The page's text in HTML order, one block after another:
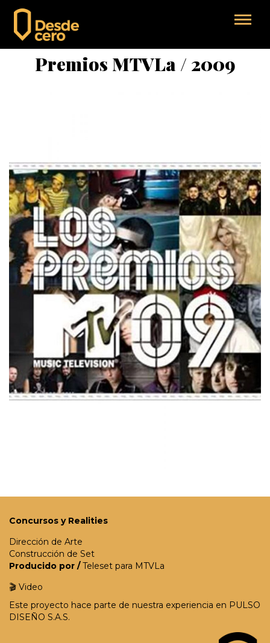
Premios MTVLa / 2009
Concursos y Realities
Dirección de Arte
Construcción de Set
Producido por /Teleset para MTVLa
🎬 Video
Este proyecto hace parte de nuestra experiencia en PULSO
DISEÑO S.A.S.